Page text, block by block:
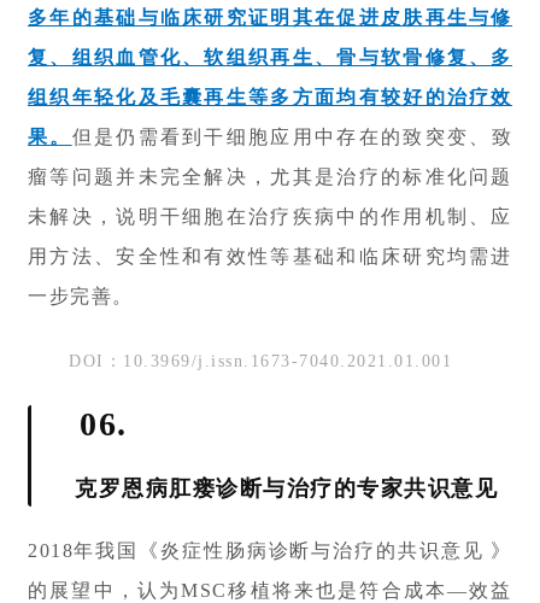
多年的基础与临床研究证明其在促进皮肤再生与修
复、组织血管化、软组织再生、骨与软骨修复、多
组织年轻化及毛囊再生等多方面均有较好的治疗效
果。 但是仍需看到干细胞应用中存在的致突变、致
瘤等问题并未完全解决，尤其是治疗的标准化问题
未解决，说明干细胞在治疗疾病中的作用机制、应
用方法、安全性和有效性等基础和临床研究均需进
一步完善。
DOI：10.3969/j.issn.1673-7040.2021.01.001
06.
克罗恩病肛瘘诊断与治疗的专家共识意见
2018年我国《炎症性肠病诊断与治疗的共识意见 》
的展望中，认为MSC移植将来也是符合成本—效益